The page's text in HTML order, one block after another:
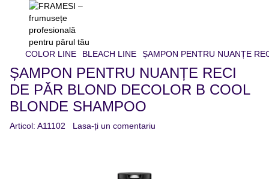
COLOR LINE BLEACH LINE ȘAMPON PENTRU NUANȚE
ȘAMPON PENTRU NUANȚE RECI
DE PĂR BLOND DECOLOR B COOL
BLONDE SHAMPOO
Articol: A11102 Lasa-ți un comentariu